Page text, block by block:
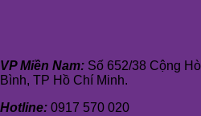
VP Miền Nam: Số 652/38 Cộng
Bình, TP Hồ Chí Minh.
Hotline: 0917 570 020